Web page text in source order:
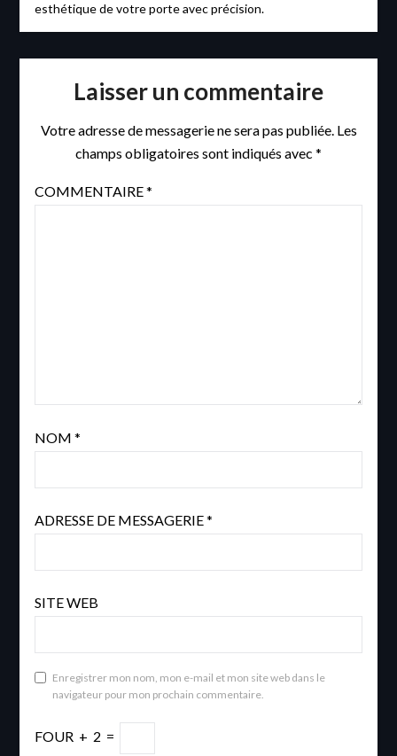
esthétique de votre porte avec précision.
Laisser un commentaire
Votre adresse de messagerie ne sera pas publiée. Les
champs obligatoires sont indiqués avec *
COMMENTAIRE*
NOM *
ADRESSE DE MESSAGERIE*
SITE WEB
Enregistrer mon nom, mon e-mail et mon site web dans le
navigateur pour mon prochain commentaire.
FOUR + 2 =